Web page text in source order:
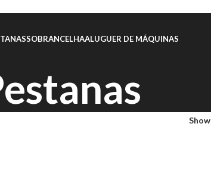
SOBRANCELHAALUGUER DE MÁQUINAS
Show